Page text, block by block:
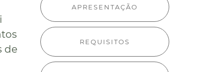
de
APRESENTAÇÃO
REQUISITOS